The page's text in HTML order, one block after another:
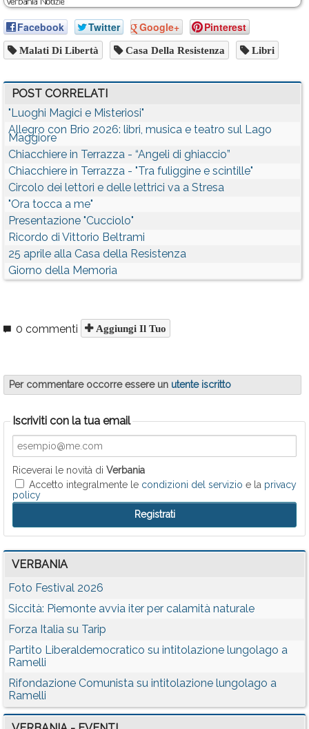
Facebook Twitter Google+ Pinterest
Malati Di Libertà Casa Della Resistenza Libri
POST CORRELATI
"Luoghi Magici e Misteriosi"
Allegro con Brio 2026: libri, musica e teatro sul Lago
Maggiore
Chiacchiere in Terrazza - “Angeli di ghiaccio”
Chiacchiere in Terrazza - "Tra fuliggine e scintille"
Circolo dei lettori e delle lettrici va a Stresa
"Ora tocca a me"
Presentazione "Cucciolo"
Ricordo di Vittorio Beltrami
25 aprile alla Casa della Resistenza
Giorno della Memoria
0 commenti Aggiungi Il Tuo
Per commentare occorre essere un utente iscritto
Iscriviti con la tua email
Riceverai le novità di Verbania
Accetto integralmente le condizioni del servizio e la privacy
policy
VERBANIA
Foto Festival 2026
Siccità: Piemonte avvia iter per calamità naturale
Forza Italia su Tarip
Partito Liberaldemocratico su intitolazione lungolago a
Ramelli
Rifondazione Comunista su intitolazione lungolago a
Ramelli